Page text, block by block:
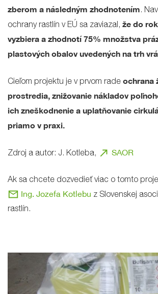
zberom a následným zhodnotením.
ochrany rastlín v EÚ sa zaviazal, že do
vyzbiera a zhodnotí 75% množstva
plastových obalov uvedených na trh
Cieľom projektu je v prvom rade ochrana
prostredia, znižovanie nákladov
ich zneškodnenie a uplatňovanie
priamo v praxi.
Zdroj a autor: J. Kotleba, north_east SAOR
Ak sa chcete dozvedieť viac o tomto
mail Ing. Jozefa Kotlebu z Slovenskej
rastlín.